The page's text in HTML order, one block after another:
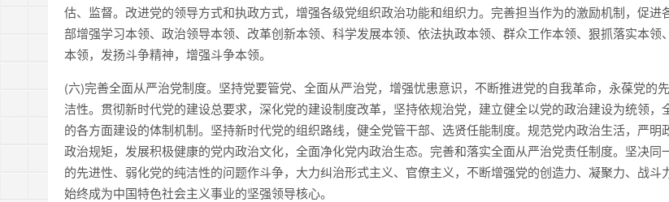
估、监督。改进党的领导方式和执政方式，增强各级党组织政治功能和组织力。完善担当作为的激励机制，促进
部增强学习本领、政治领导本领、改革创新本领、科学发展本领、依法执政本领、群众工作本领、狠抓落实本领
本领，发扬斗争精神，增强斗争本领。
(六)完善全面从严治党制度。坚持党要管党、全面从严治党，增强忧患意识，不断推进党的自我革命，永葆党的
洁性。贯彻新时代党的建设总要求，深化党的建设制度改革，坚持依规治党，建立健全以党的政治建设为统领，
的各方面建设的体制机制。坚持新时代党的组织路线，健全党管干部、选贤任能制度。规范党内政治生活，严明
政治规矩，发展积极健康的党内政治文化，全面净化党内政治生态。完善和落实全面从严治党责任制度。坚决同
的先进性、弱化党的纯洁性的问题作斗争，大力纠治形式主义、官僚主义，不断增强党的创造力、凝聚力、战斗
始终成为中国特色社会主义事业的坚强领导核心。